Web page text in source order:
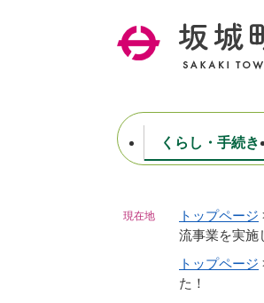
くらし・手続き
住民票・戸籍・
税金
妊娠・出産・子
健康・医療
商工業
生涯学習・スポ
ようこそ町長室
人事・採用・職
公共施設
現在地 トップページ
流事業を実施
トップページ
た！